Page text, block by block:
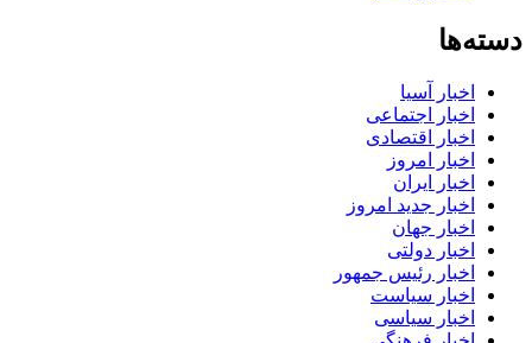
دسته‌ها
اخبار آسیا
اخبار اجتماعی
اخبار اقتصادی
اخبار امروز
اخبار ایران
اخبار جدید امروز
اخبار جهان
اخبار دولتی
اخبار رئیس جمهور
اخبار سیاست
اخبار سیاسی